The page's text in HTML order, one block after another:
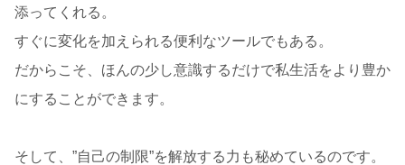
添ってくれる。
すぐに変化を加えられる便利なツールでもある。
だからこそ、ほんの少し意識するだけで私生活をより豊か
にすることができます。
そして、”自己の制限”を解放する力も秘めているのです。